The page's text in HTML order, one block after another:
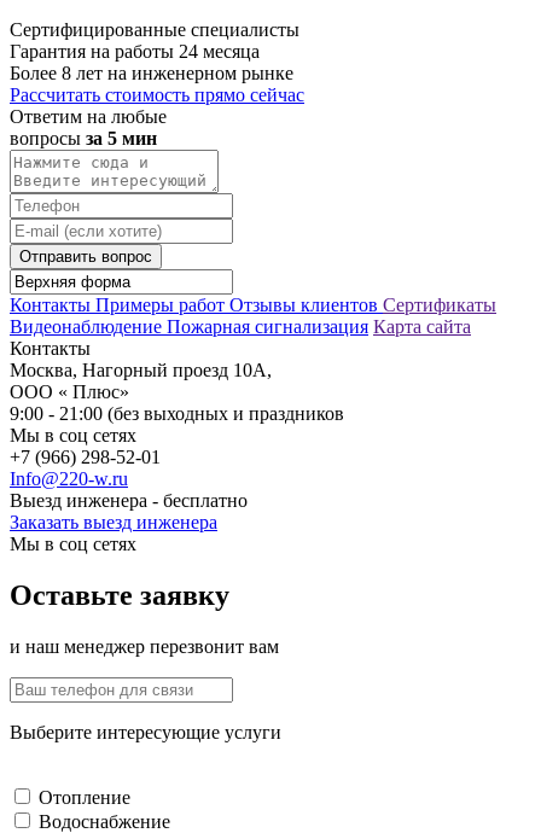
Сертифицированные специалисты
Гарантия на работы 24 месяца
Более 8 лет на инженерном рынке
Рассчитать стоимость прямо сейчас
Ответим на любые
вопросы за 5 мин
Отправить вопрос
Контакты Примеры работ Отзывы клиентов Сертификаты
Видеонаблюдение Пожарная сигнализация Карта сайта
Контакты
Москва, Нагорный проезд 10А,
ООО « Плюс»
9:00 - 21:00 (без выходных и праздников
Мы в соц сетях
+7 (966) 298-52-01
Info@220-w.ru
Выезд инженера - бесплатно
Заказать выезд инженера
Мы в соц сетях
Оставьте заявку
и наш менеджер перезвонит вам
Выберите интересующие услуги
Отопление
Водоснабжение